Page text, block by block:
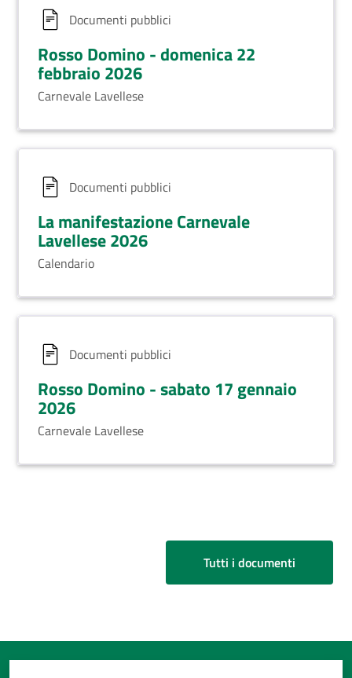
Documenti pubblici
Rosso Domino - domenica 22
febbraio 2026
Carnevale Lavellese
Documenti pubblici
La manifestazione Carnevale
Lavellese 2026
Calendario
Documenti pubblici
Rosso Domino - sabato 17 gennaio
2026
Carnevale Lavellese
Tutti i documenti